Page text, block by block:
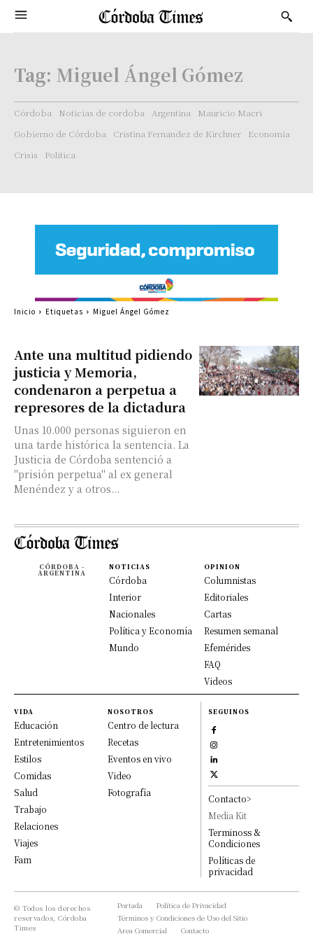
Tag: Miguel Ángel Gómez
Córdoba Noticias de cordoba Argentina
Mauricio Macri
Gobierno de Córdoba
Cristina Fernandez de Kirchner
Economía
Crisis
Politica
Ante una multitud pidiendo
justicia y Memoria,
condenaron a perpetua a
represores de la dictadura
Unas 10.000 personas siguieron en
una tarde histórica la sentencia. La
Justicia de Córdoba sentenció a
"prisión perpetua" al ex general
Menéndez y a otros...
Inicio Etiquetas Miguel Ángel Gómez
CÓRDOBA -
ARGENTINA
NOTICIAS
Córdoba
Interior
Nacionales
Política y Economía
Mundo
OPINION
Columnistas
Editoriales
Cartas
Resumen semanal
Efemérides
FAQ
Videos
VIDA
Educación
Entretenimientos
Estilos
Comidas
Salud
Trabajo
Relaciones
Viajes
Fam
NOSOTROS
Centro de lectura
Recetas
Eventos en vivo
Video
Fotografía
SEGUINOS
Contacto>
Media Kit
Terminoss &
Condiciones
Políticas de
privacidad
© Todos los derechos
reservados, Córdoba
Times
Portada
Política de Privacidad
Términos y Condiciones de Uso del Sitio
Area Comercial
Contacto